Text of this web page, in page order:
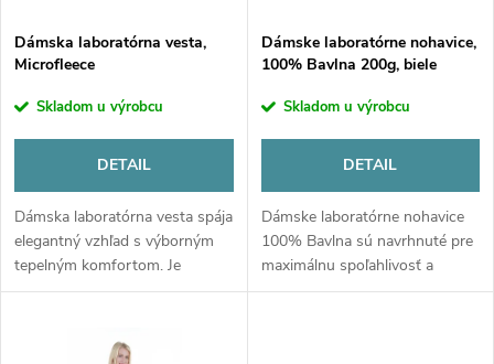
e
p
o
d
s
p
r
o
d
u
Dámska laboratórna vesta,
Microfleece
Skladom u výrobcu
DETAIL
Dámska laboratórna vesta spája
elegantný vzhľad s výborným
tepelným komfortom. Je
vyrobená z ľahkého a hrejivého
vďaka čomu je ideálnou voľbou
Dámske laboratórne nohavice,
100% Bavlna 200g, biele
Skladom u výrobcu
DETAIL
Dámske laboratórne nohavice
100% Bavlna sú navrhnuté pre
maximálnu spoľahlivosť a
pohodlie počas dlhých hodín vo